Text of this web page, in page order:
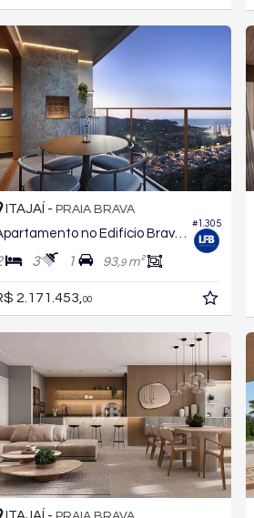
#1.305
ITAJAÍ - PRAIA BRAVA
Apartamento no Edifício Brava Ocean
3 1 93,9m²
2.171.453, 00